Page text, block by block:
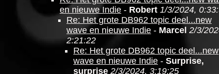
en nieuwe Indie - Robert 1/3/2024,
Re: Het grote DB962 topic deel...new
wave en nieuwe Indie - Marcel 2/3/
2:21:22
Re: Het grote DB962 topic deel...new
wave en nieuwe Indie - Surprise,
surprise 2/3/2024, 3:19:25